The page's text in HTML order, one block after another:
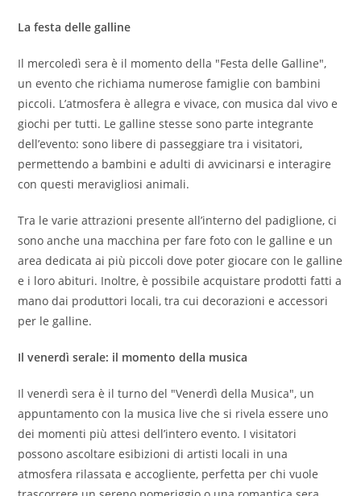
La festa delle galline
Il mercoledì sera è il momento della "Festa delle Galline",
un evento che richiama numerose famiglie con bambini
piccoli. L’atmosfera è allegra e vivace, con musica dal vivo e
giochi per tutti. Le galline stesse sono parte integrante
dell’evento: sono libere di passeggiare tra i visitatori,
permettendo a bambini e adulti di avvicinarsi e interagire
con questi meravigliosi animali.
Tra le varie attrazioni presente all’interno del padiglione, ci
sono anche una macchina per fare foto con le galline e un
area dedicata ai più piccoli dove poter giocare con le galline
e i loro abituri. Inoltre, è possibile acquistare prodotti fatti a
mano dai produttori locali, tra cui decorazioni e accessori
per le galline.
Il venerdì serale: il momento della musica
Il venerdì sera è il turno del "Venerdì della Musica", un
appuntamento con la musica live che si rivela essere uno
dei momenti più attesi dell’intero evento. I visitatori
possono ascoltare esibizioni di artisti locali in una
atmosfera rilassata e accogliente, perfetta per chi vuole